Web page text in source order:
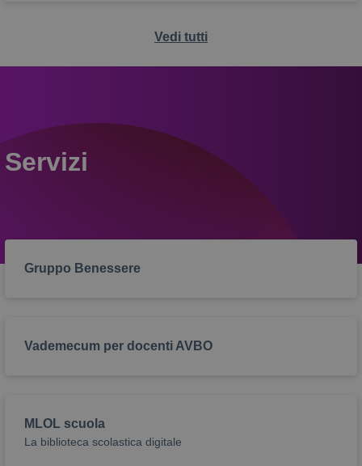
Vedi tutti
Servizi
Gruppo Benessere
Vademecum per docenti AVBO
MLOL scuola
La biblioteca scolastica digitale